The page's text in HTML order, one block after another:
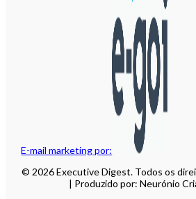
E-mail marketing por:
© 2026 Executive Digest. Todos os
| Produzido por: Neurónio